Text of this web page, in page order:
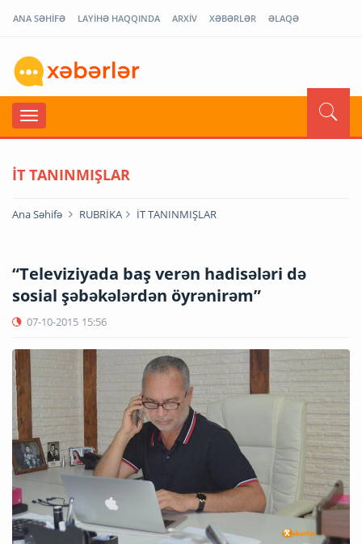
ANA SƏHİFƏ LAYİHƏ HAQQINDA ARXİV XƏBƏRLƏR ƏLAQƏ
İT TANINMIŞLAR
Ana Səhifə RUBRİKA İT TANINMIŞLAR
“Televiziyada baş verən hadisələri də
sosial şəbəkələrdən öyrənirəm”
07-10-2015 15:56